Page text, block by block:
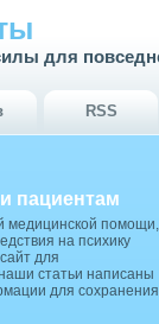
для
RSS
пациентам
медицинской помощи,
на психику
для
статьи написаны
для сохранения